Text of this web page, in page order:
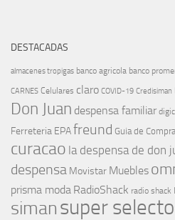
DESTACADAS
almacenes tropigas banco agricola banco
CARNES Celulares claro COVID-19 Credisiman
Don Juan despensa familiar
Ferreteria EPAfreund Guia de
curacao la despensa de don
despensa Movistar Muebles
prisma moda RadioShack radio shack
simansuper